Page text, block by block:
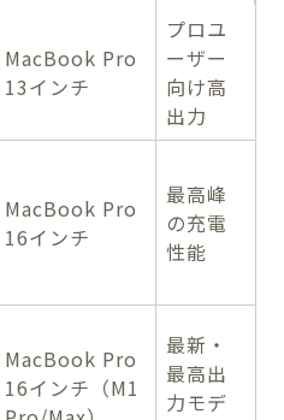
MacBook Pro
13インチ
プロユ
ーザー
向け高
出力
MacBook Pro
16インチ
最高峰
の充電
性能
MacBook Pro
16インチ（M1
最新・
最高出
力モデ